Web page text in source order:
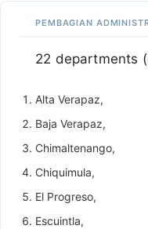
PEMBAGIAN
22 departments
Alta Verapaz,
Baja Verapaz,
Chimaltenango,
Chiquimula,
El Progreso,
Escuintla,